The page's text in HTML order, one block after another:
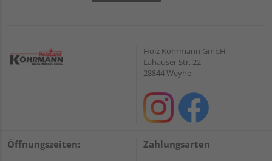
Holz Köhrmann GmbH
Lahauser Str. 22
28844 Weyhe
Öffnungszeiten: Zahlungsarten